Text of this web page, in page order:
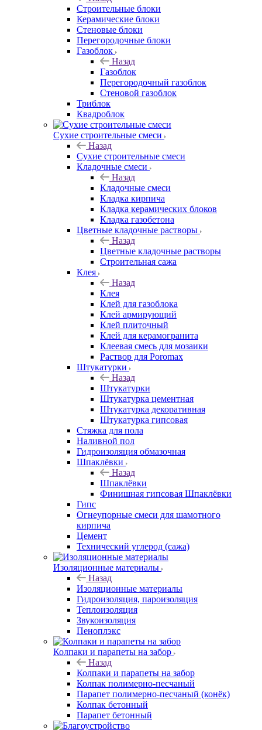
Строительные блоки
Керамические блоки
Стеновые блоки
Перегородочные блоки
Газоблок
Назад
Газоблок
Перегородочный газоблок
Стеновой газоблок
Триблок
Квадроблок
Сухие строительные смеси
Назад
Сухие строительные смеси
Кладочные смеси
Назад
Кладочные смеси
Кладка кирпича
Кладка керамических блоков
Кладка газобетона
Цветные кладочные растворы
Назад
Цветные кладочные растворы
Строительная сажа
Клея
Назад
Клея
Клей для газоблока
Клей армирующий
Клей плиточный
Клей для керамогранита
Клеевая смесь для мозаики
Раствор для Poromax
Штукатурки
Назад
Штукатурки
Штукатурка цементная
Штукатурка декоративная
Штукатурка гипсовая
Стяжка для пола
Наливной пол
Гидроизоляция обмазочная
Шпаклёвки
Назад
Шпаклёвки
Финишная гипсовая Шпаклёвки
Гипс
Огнеупорные смеси для шамотного
кирпича
Цемент
Технический углерод (сажа)
Изоляционные материалы
Назад
Изоляционные материалы
Гидроизоляция, пароизоляция
Теплоизоляция
Звукоизоляция
Пеноплэкс
Колпаки и парапеты на забор
Назад
Колпаки и парапеты на забор
Колпак полимерно-песчаный
Парапет полимерно-песчаный (конёк)
Колпак бетонный
Парапет бетонный